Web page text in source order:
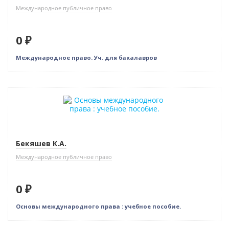
Международное публичное право
0 ₽
Международное право. Уч. для бакалавров
Нет в наличии
Бекяшев К.А.
Международное публичное право
0 ₽
Основы международного права : учебное пособие.